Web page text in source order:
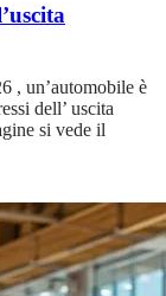
, un’automobile è
dell’ uscita
si vede il